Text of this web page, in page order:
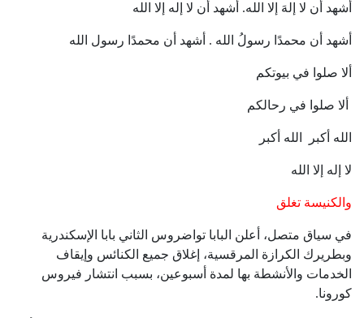
أشهد أن لا إلهَ إلا الله. أشهد أن لا إله إلا الله
أشهد أن محمدًا رسولُ الله . أشهد أن محمدًا رسول الله
ألا صلوا في بيوتكم
ألا صلوا في رحالكم
الله أكبر الله أكبر
لا إله إلا الله
والكنيسة تغلق
في سياق متصل، أعلن البابا تواضروس الثاني بابا الإسكندرية
وبطريرك الكرازة المرقسية، إغلاق جميع الكنائس وإيقاف
الخدمات والأنشطة بها لمدة أسبوعين، بسبب انتشار فيروس
كورونا.